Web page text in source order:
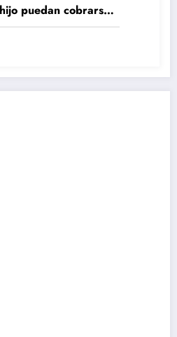
puedan cobrarse
cambiaría desde